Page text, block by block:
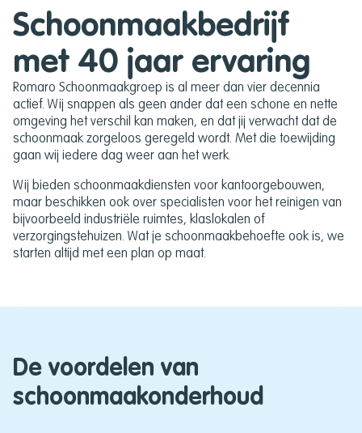
Schoonmaakbedrijf
met 40 jaar ervaring
Romaro Schoonmaakgroep is al meer dan vier decennia
actief. Wij snappen als geen ander dat een schone en nette
omgeving het verschil kan maken, en dat jij verwacht dat de
schoonmaak zorgeloos geregeld wordt. Met die toewijding
gaan wij iedere dag weer aan het werk.
Wij bieden schoonmaakdiensten voor kantoorgebouwen,
maar beschikken ook over specialisten voor het reinigen van
bijvoorbeeld industriële ruimtes, klaslokalen of
verzorgingstehuizen. Wat je schoonmaakbehoefte ook is, we
starten altijd met een plan op maat.
De voordelen van
schoonmaakonderhoud